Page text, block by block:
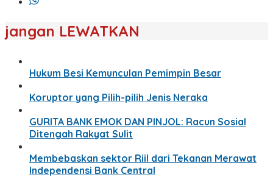
jangan LEWATKAN
Hukum Besi Kemunculan Pemimpin Besar
Koruptor yang Pilih-pilih Jenis Neraka
GURITA BANK EMOK DAN PINJOL: Racun Sosial
Ditengah Rakyat Sulit
Membebaskan sektor Riil dari Tekanan Merawat
Independensi Bank Central